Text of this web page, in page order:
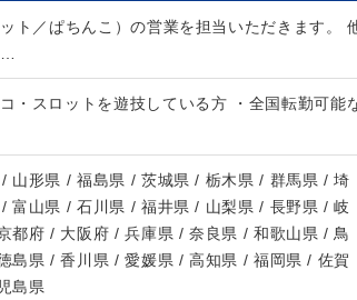
ト／ぱちんこ）の営業を担当いただきます。
・スロットを遊技している方 ・全国転勤可能
山形県 / 福島県 / 茨城県 / 栃木県 / 群馬県 / 埼
富山県 / 石川県 / 福井県 / 山梨県 / 長野県 / 岐
都府 / 大阪府 / 兵庫県 / 奈良県 / 和歌山県 / 鳥
島県 / 香川県 / 愛媛県 / 高知県 / 福岡県 / 佐賀
島県